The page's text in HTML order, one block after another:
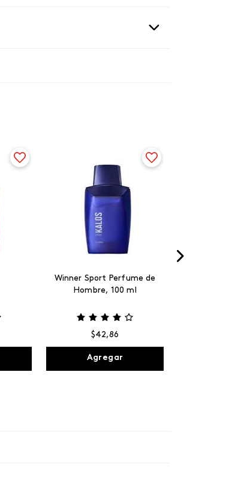
Winner Sport Perfume de
Hombre, 100 ml
$42,86
Agregar